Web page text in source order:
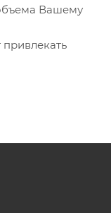
Вашему